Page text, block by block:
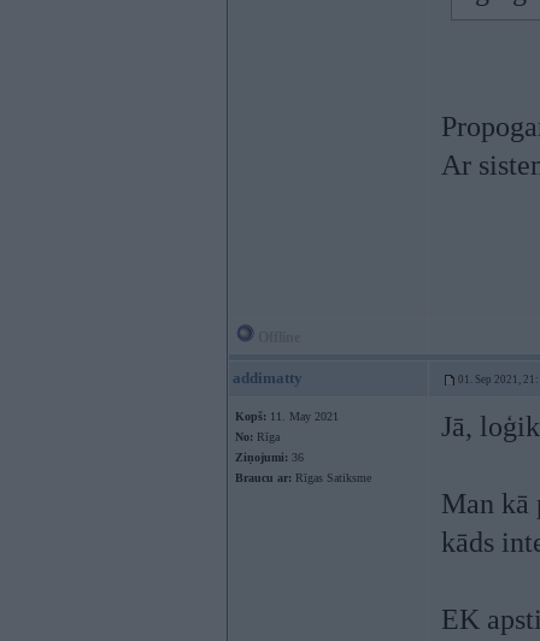
Ar
addimatty 01. Sep 2021,
Kopš: 11. May 2021
No: Rīga
Ziņojumi: 36
Braucu ar: Rīgas Satiksme
Jā,
Man kā
kāds
EK